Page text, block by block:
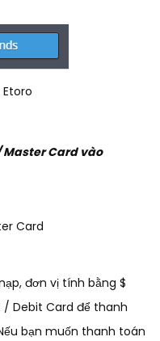
Master Card vào
Card
đơn vị tính bằng $
Debit Card để thanh
bạn muốn thanh toán